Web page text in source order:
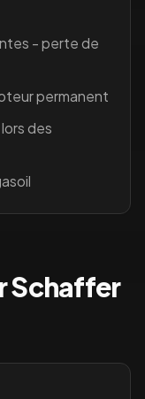
- perte de
permanent
des
Schaffer